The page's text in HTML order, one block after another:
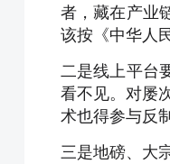
者，藏在产业
该按《中华人
二是线上平台
看不见。对屡
术也得参与反制
三是地磅、大